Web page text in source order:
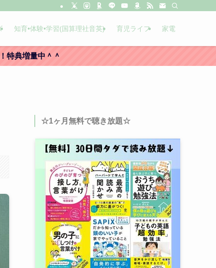
知育•体験•学習(国算理社音英) 育児ライフ 家電
特典増量中＾＾
☆1ヶ月無料で聴き放題☆